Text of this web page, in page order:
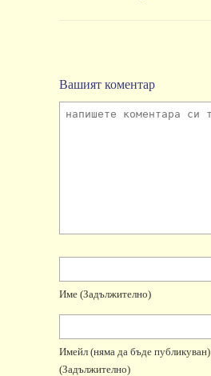
Вашият коментар
Име (задължително)
Имейл (няма да бъде публикуван)
(задължително)